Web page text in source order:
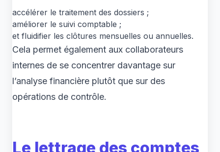
accélérer le traitement des dossiers ;
améliorer le suivi comptable ;
et fluidifier les clôtures mensuelles ou annuelles.
Cela permet également aux collaborateurs
internes de se concentrer davantage sur
l’analyse financière plutôt que sur des
opérations de contrôle.
Le lettrage des comptes